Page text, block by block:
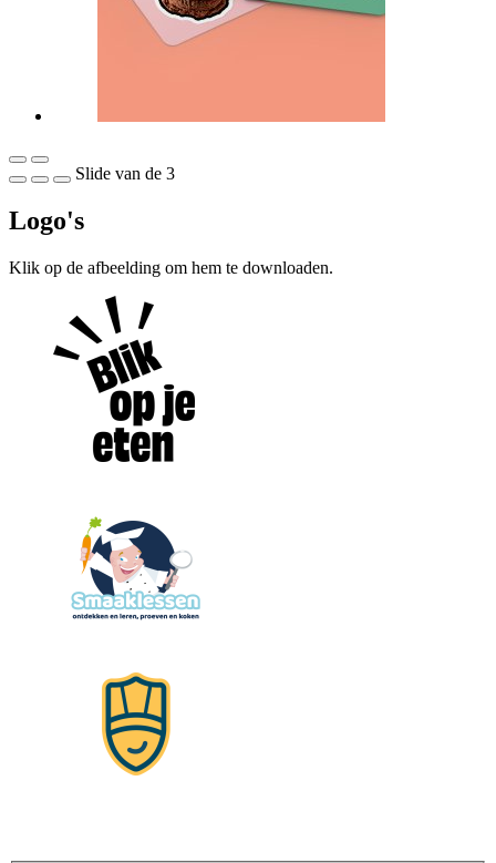
Slide van de 3
Logo's
Klik op de afbeelding om hem te downloaden.